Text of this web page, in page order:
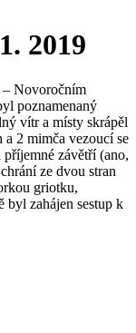
2019
Novoročním
poznamenaný
vítr a místy skrápěl
2 mimča vezoucí se
závětří (ano,
ze dvou stran
griotku,
byl zahájen sestup k